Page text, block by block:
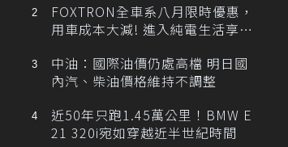
FOXTRON全車系八月限時優惠，
用車成本大減! 進入純電生活享
中油：國際油價仍處高檔 明日國
內汽、柴油價格維持不調整
近50年只跑1.45萬公里！BMW E
21 320i宛如穿越近半世紀時間